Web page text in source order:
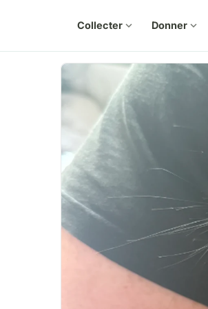
Collecter expand_more Donner expand_more